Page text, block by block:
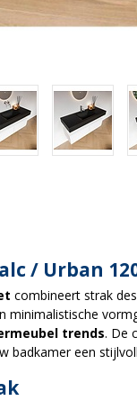
/ Urban
combineert strak
minimalistische
trends. De
badkamer een